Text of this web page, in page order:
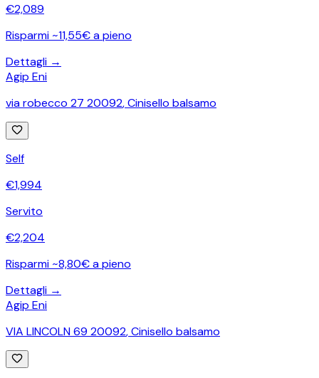
€2,089
Risparmi ~11,55€ a pieno
Dettagli →
Agip Eni
via robecco 27 20092,Cinisello balsamo
Self
€1,994
Servito
€2,204
Risparmi ~8,80€ a pieno
Dettagli →
Agip Eni
VIA LINCOLN 69 20092,Cinisello balsamo